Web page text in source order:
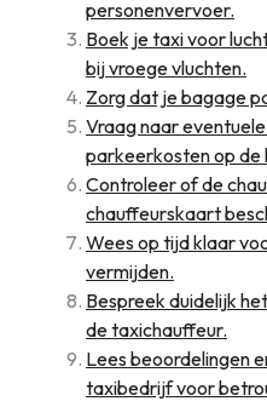
personenvervoer.
Boek je taxi voor
bij vroege vluchten.
Zorg dat je bagage
Vraag naar
parkeerkosten op de
Controleer of de
chauffeurskaart
Wees op tijd klaar
vermijden.
Bespreek duidelijk
de taxichauffeur.
Lees beoordelingen
taxibedrijf voor